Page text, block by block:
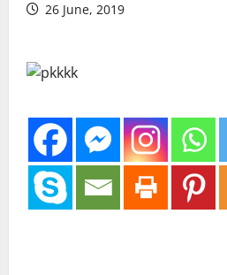
26 June, 2019